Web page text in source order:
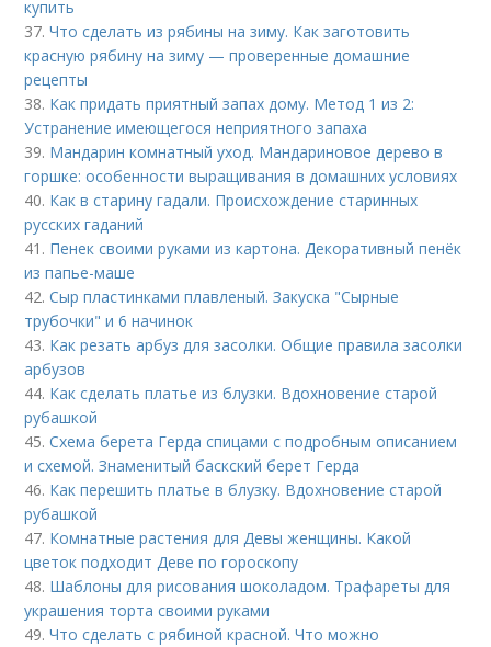
купить
37.Что сделать из рябины на зиму. Как заготовить
красную рябину на зиму — проверенные домашние
рецепты
38. Как придать приятный запах дому. Метод 1 из 2:
Устранение имеющегося неприятного запаха
39. Мандарин комнатный уход. Мандариновое дерево в
горшке: особенности выращивания в домашних условиях
40. Как в старину гадали. Происхождение старинных
русских гаданий
41. Пенек своими руками из картона. Декоративный пенёк
из папье-маше
42.Сыр пластинками плавленый. Закуска "Сырные
трубочки" и 6 начинок
43. Как резать арбуз для засолки. Общие правила засолки
арбузов
44. Как сделать платье из блузки. Вдохновение старой
рубашкой
45.Схема берета Герда спицами с подробным описанием
и схемой. Знаменитый баскский берет Герда
46. Как перешить платье в блузку. Вдохновение старой
рубашкой
47. Комнатные растения для Девы женщины. Какой
цветок подходит Деве по гороскопу
48. Шаблоны для рисования шоколадом. Трафареты для
украшения торта своими руками
49.Что сделать с рябиной красной. Что можно